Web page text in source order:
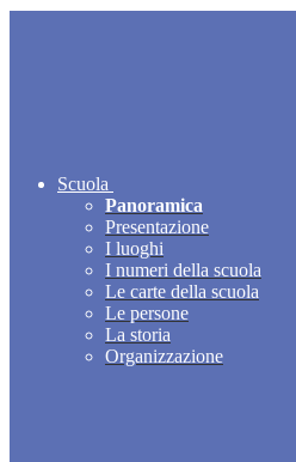
Scuola
Panoramica
Presentazione
I luoghi
I numeri della scuola
Le carte della scuola
Le persone
La storia
Organizzazione